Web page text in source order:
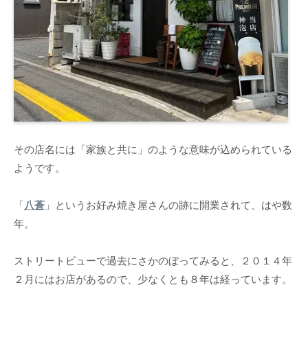
その店名には「家族と共に」のような意味が込められている
ようです。
「八蒼 」というお好み焼き屋さんの跡に開業されて、はや数
年。
ストリートビューで過去にさかのぼってみると、２０１４年
２月にはお店があるので、少なくとも８年は経っています。